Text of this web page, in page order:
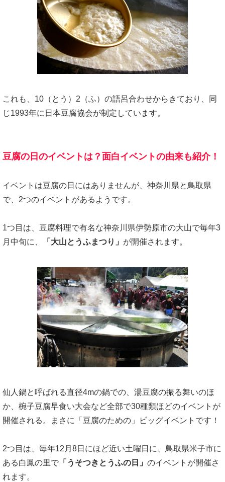
これも、10（とう）2（ふ）の語呂合わせからきており、同
じ1993年に日本豆腐協会が制定しています。
豆腐の日のイベントは？ 面白イベントの由来も紹介！
イベントは豆腐の日にはありませんが、神奈川県と鳥取県
で、2つのイベントがあるようです。
1つ目は、豆腐料理で有名な神奈川県伊勢原市の大山で毎年3
月中旬に、
「大山とうふまつり」 が開催されます。
仙人鍋と呼ばれる直径4mの鍋での、湯豆腐の振る舞いのほ
か、椀子豆腐早食い大会など全部で30種類ほどのイベントが
開催される。まさに「豆腐のための」ビッグイベントです！
2つ目は、毎年12月8日にほど近い土曜日に、鳥取県米子市に
ある白鳳の里で 「うそつきとうふの日」 のイベントが開催さ
れます。